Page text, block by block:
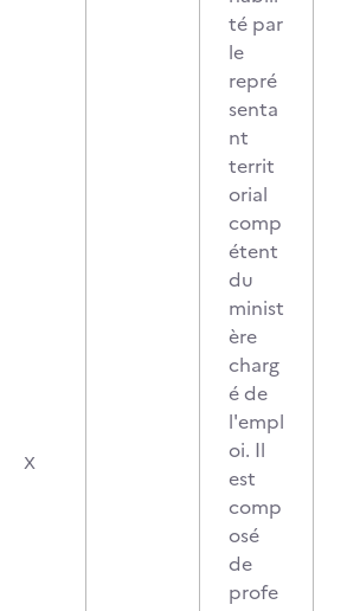
X
té par
le
repré
senta
nt
territ
orial
comp
étent
du
minist
ère
charg
é de
l'empl
oi. Il
est
comp
osé
de
profe